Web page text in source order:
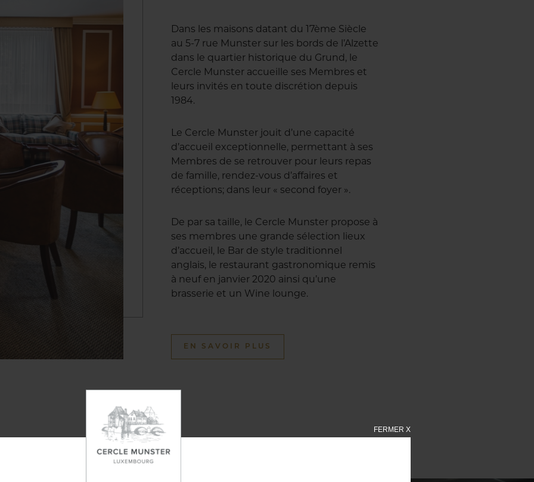
FERMER X
Dans les maisons datant du 17ème Siècle
au 5-7 rue Munster sur les bords de l’Alzette
dans le quartier historique du Grund, le
Cercle Munster accueille ses Membres et
leurs invités en toute discrétion depuis
1984.
Le Cercle Munster jouit d’une capacité
d’accueil exceptionnelle, permettant à ses
Membres de se retrouver pour leurs repas
de famille, rendez-vous d’affaires et
réceptions; dans leur « second foyer ».
De par sa taille, le Cercle Munster propose à
ses membres une grande sélection lieux
d’accueil, le Bar de style traditionnel
anglais, le restaurant gastronomique remis
à neuf en janvier 2020 ainsi qu’une
brasserie et un Wine lounge.
EN SAVOIR PLUS